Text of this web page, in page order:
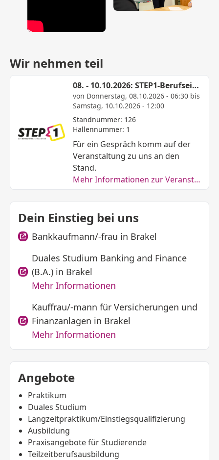
Wir nehmen teil
08. - 10.10.2026: STEP1-Berufseinstiegsmesse in Brakel
von Donnerstag, 08.10.2026 - 06:30 bis
Samstag, 10.10.2026 - 12:00
Standnummer: 126
Hallennummer: 1
Für ein Gespräch komm auf der
Veranstaltung zu uns an den
Stand.
Mehr Informationen zur Veranstaltung
Dein Einstieg bei uns
Bankkaufmann/-frau in Brakel
Duales Studium Banking and Finance
(B.A.) in Brakel
Mehr Informationen
Kauffrau/-mann für Versicherungen und
Finanzanlagen in Brakel
Mehr Informationen
Angebote
Praktikum
Duales Studium
Langzeitpraktikum/Einstiegsqualifizierung
Ausbildung
Praxisangebote für Studierende
Teilzeitberufsausbildung